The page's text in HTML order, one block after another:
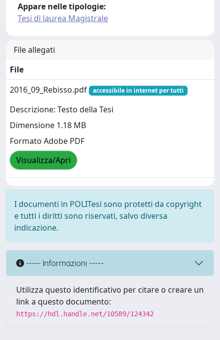
Appare nelle tipologie:
Tesi di laurea Magistrale
File allegati
File
2016_09_Rebisso.pdf
accessibile in internet per tutti
Descrizione: Testo della Tesi
Dimensione 1.18 MB
Formato Adobe PDF
Visualizza/Apri
I documenti in POLITesi sono protetti da copyright
e tutti i diritti sono riservati, salvo diversa
indicazione.
----- Informazioni -----
Utilizza questo identificativo per citare o creare un
link a questo documento:
https://hdl.handle.net/10589/124342